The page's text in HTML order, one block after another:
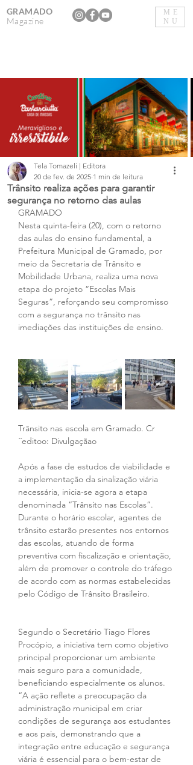
ME
NU
GRAMADO
Magazine
Trânsito realiza ações para garantir
segurança no retorno das aulas
Tela Tomazeli | Editora
20 de fev. de 2025 1 min de leitura
GRAMADO
Nesta quinta-feira (20), com o retorno
das aulas do ensino fundamental, a
Prefeitura Municipal de Gramado, por
meio da Secretaria de Trânsito e
Mobilidade Urbana, realiza uma nova
etapa do projeto “Escolas Mais
Seguras”, reforçando seu compromisso
com a segurança no trânsito nas
imediações das instituições de ensino.
Trânsito nas escola em Gramado. Cr
´´editoo: Divulgaçãao
Após a fase de estudos de viabilidade e
a implementação da sinalização viária
necessária, inicia-se agora a etapa
denominada “Trânsito nas Escolas”.
Durante o horário escolar, agentes de
trânsito estarão presentes nos entornos
das escolas, atuando de forma
preventiva com fiscalização e orientação,
além de promover o controle do tráfego
de acordo com as normas estabelecidas
pelo Código de Trânsito Brasileiro.
Segundo o Secretário Tiago Flores
Procópio, a iniciativa tem como objetivo
principal proporcionar um ambiente
mais seguro para a comunidade,
beneficiando especialmente os alunos.
“A ação reflete a preocupação da
administração municipal em criar
condições de segurança aos estudantes
e aos pais, demonstrando que a
integração entre educação e segurança
viária é essencial para o bem-estar de